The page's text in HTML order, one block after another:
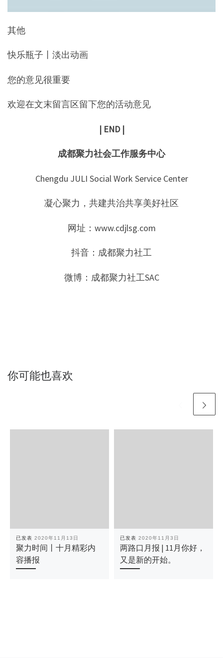
其他
快乐瓶子丨淡出动画
您的意见很重要
欢迎在文末留言区留下您的活动意见
| END |
成都聚力社会工作服务中心
Chengdu JULI Social Work Service Center
凝心聚力，共建共治共享美好社区
网址：www.cdjlsg.com
抖音：成都聚力社工
微博：成都聚力社工SAC
你可能也喜欢
已发表 2020年11月13日
聚力时间丨十月精彩内
容播报
已发表 2020年11月3日
两路口月报 | 11月你好，
又是新的开始。